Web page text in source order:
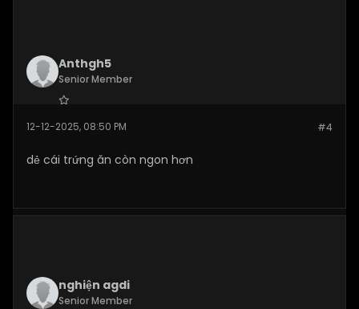
Anthgh5
Senior Member
Posts:187 #4
12-12-2025, 08:50 PM
dẻ cái trứng ăn còn ngon hơn
nghiện agdi
Senior Member